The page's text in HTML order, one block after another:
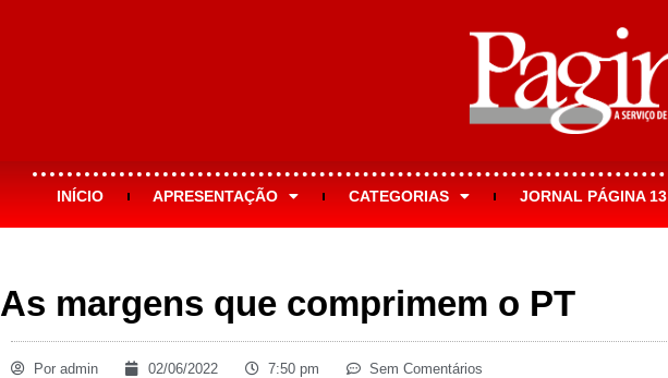
INÍCIO APRESENTAÇÃO CATEGORIAS JORNAL PÁGINA 13
As margens que comprimem o PT
Por admin 02/06/2022 7:50 pm Sem Comentários